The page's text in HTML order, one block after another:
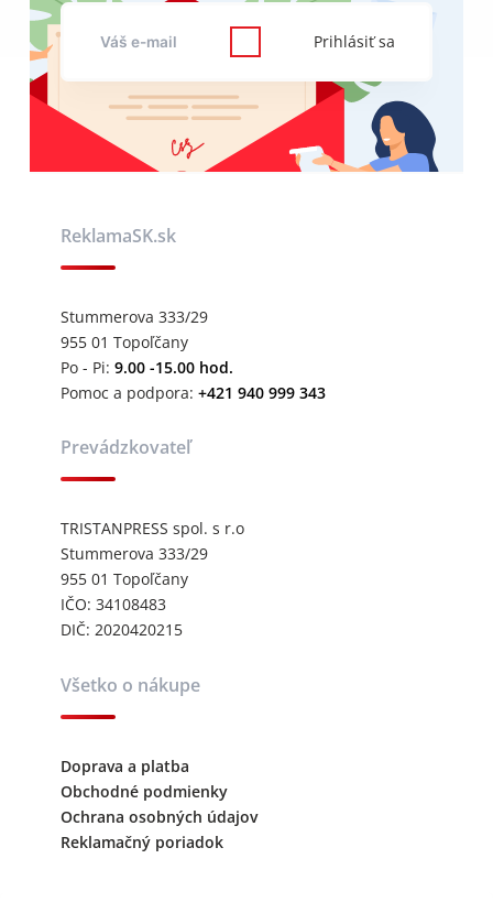
Prihlásiť sa
ReklamaSK.sk
Stummerova 333/29
955 01 Topoľčany
Po - Pi: 9.00 -15.00 hod.
Pomoc a podpora: +421 940 999 343
Prevádzkovateľ
TRISTANPRESS spol. s r.o
Stummerova 333/29
955 01 Topoľčany
IČO: 34108483
DIČ: 2020420215
Všetko o nákupe
Doprava a platba
Obchodné podmienky
Ochrana osobných údajov
Reklamačný poriadok